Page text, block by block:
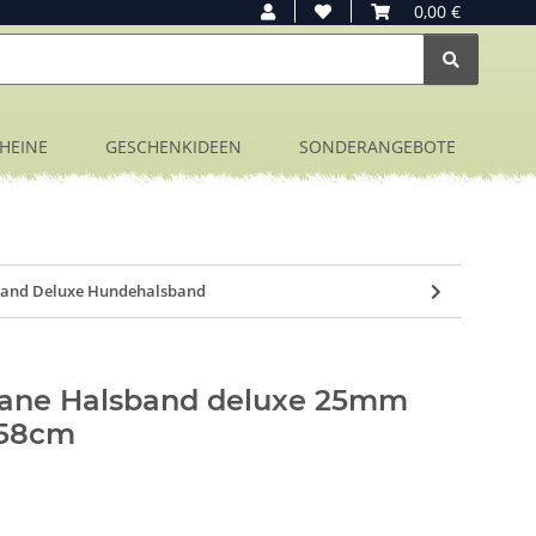
0,00 €
GESCHENKIDEEN SONDERANGEBOTE
Deluxe Hundehalsband
Halsband deluxe 25mm